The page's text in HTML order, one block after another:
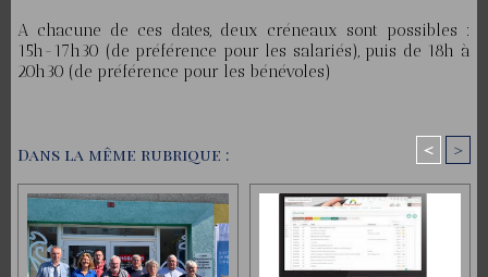
A chacune de ces dates, deux créneaux sont possibles :
15h-17h30 (de préférence pour les salariés), puis de 18h à
20h30 (de préférence pour les bénévoles)
Dans la même rubrique : < >